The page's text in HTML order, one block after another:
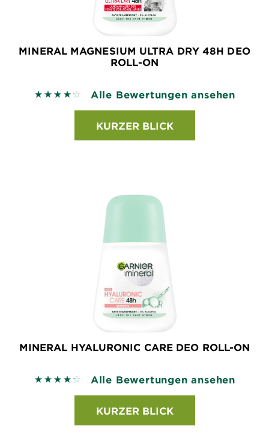
MINERAL MAGNESIUM ULTRA DRY 48H DEO
ROLL-ON
4.2252 out of 5 stars based on reviews
Alle Bewertungen ansehen
KURZER BLICK
MINERAL HYALURONIC CARE DEO ROLL-ON
4.2262 out of 5 stars based on reviews
Alle Bewertungen ansehen
KURZER BLICK